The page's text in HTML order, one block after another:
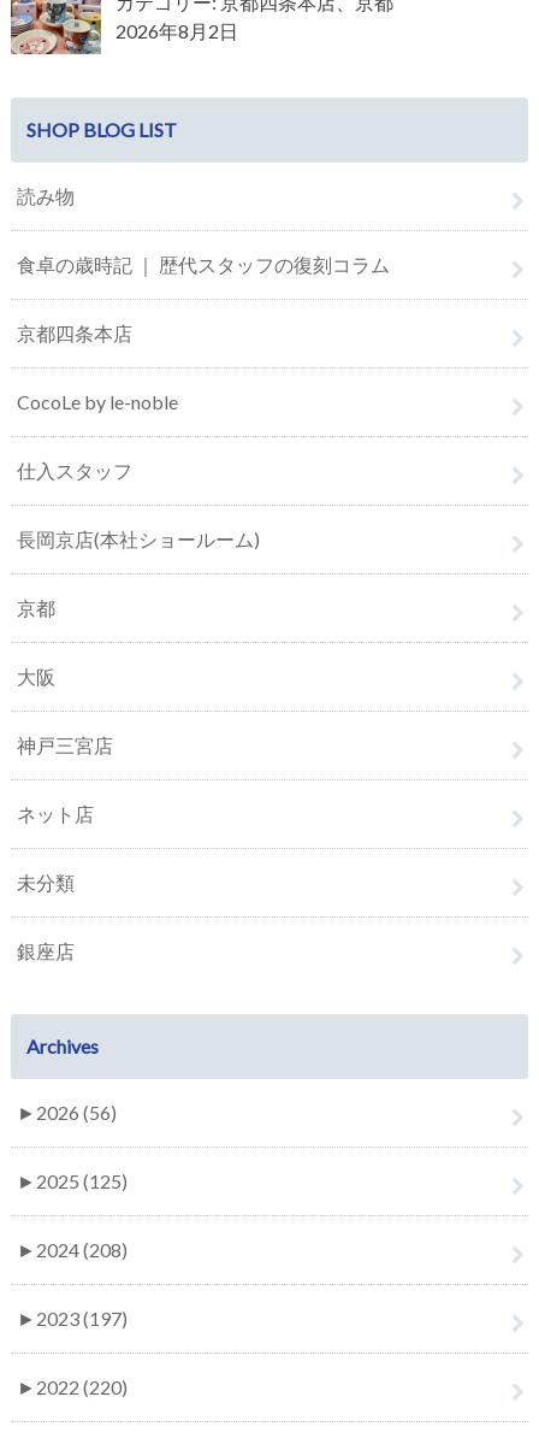
2026年8月2日
SHOP BLOG LIST
読み物
食卓の歳時記 ｜ 歴代スタッフの復刻コラム
京都四条本店
CocoLe by le-noble
仕入スタッフ
長岡京店(本社ショールーム)
京都
大阪
神戸三宮店
ネット店
未分類
銀座店
Archives
► 2026 (56)
► 2025 (125)
► 2024 (208)
► 2023 (197)
► 2022 (220)